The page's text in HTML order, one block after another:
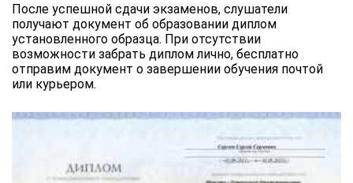
После успешной сдачи экзаменов, слушатели
получают документ об образовании диплом
установленного образца. При отсутствии
возможности забрать диплом лично, бесплатно
отправим документ о завершении обучения почтой
или курьером.